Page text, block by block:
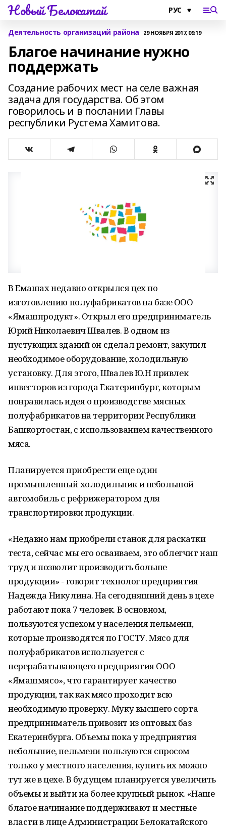
Новый Белокатай
Деятельность организаций района 29 НОЯБРЯ 2017, 09:19
Благое начинание нужно
поддержать
Создание рабочих мест на селе важная
задача для государства. Об этом
говорилось и в послании Главы
республики Рустема Хамитова.
В Емашах недавно открылся цех по
изготовлению полуфабрикатов на базе ООО
«Ямашпродукт». Открыл его предприниматель
Юрий Николаевич Швалев. В одном из
пустующих зданий он сделал ремонт, закупил
необходимое оборудование, холодильную
установку. Для этого, Швалев Ю.Н привлек
инвесторов из города Екатеринбург, которым
понравилась идея о производстве мясных
полуфабрикатов на территории Республики
Башкортостан, с использованием качественного
мяса.
Планируется приобрести еще один
промышленный холодильник и небольшой
автомобиль с рефрижератором для
транспортировки продукции.
«Недавно нам приобрели станок для раскатки
теста, сейчас мы его осваиваем, это облегчит наш
труд и позволит производить больше
продукции» - говорит технолог предприятия
Надежда Никулина. На сегодняшний день в цехе
работают пока 7 человек. В основном,
пользуются успехом у населения пельмени,
которые производятся по ГОСТУ. Мясо для
полуфабрикатов используется с
перерабатывающего предприятия ООО
«Ямашмясо», что гарантирует качество
продукции, так как мясо проходит всю
необходимую проверку. Муку высшего сорта
предприниматель привозит из оптовых баз
Екатеринбурга. Объемы пока у предприятия
небольшие, пельмени пользуются спросом
только у местного населения, купить их можно
тут же в цехе. В будущем планируется увеличить
объемы и выйти на более крупный рынок. «Наше
благое начинание поддерживают и местные
власти в лице Администрации Белокатайского